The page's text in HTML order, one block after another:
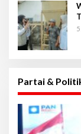
Partai &